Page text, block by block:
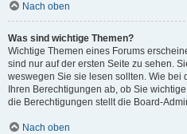
Nach oben
Was sind wichtige Themen?
Wichtige Themen eines Forums
sind nur auf der ersten Seite zu sehen.
weswegen Sie sie lesen sollten. Wie bei
Ihren Berechtigungen ab, ob Sie
die Berechtigungen stellt die Board-
Nach oben